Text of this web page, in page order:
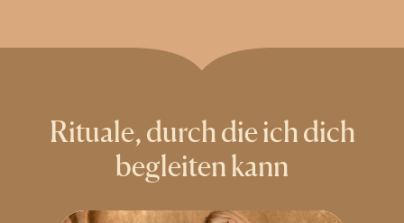
Rituale, durch die ich dich
begleiten kann